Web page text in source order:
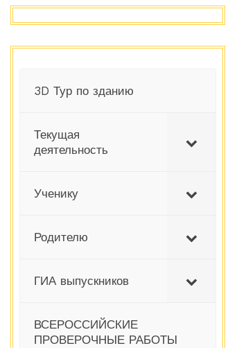
3D Тур по зданию
Текущая
деятельность
Ученику
Родителю
ГИА выпускников
ВСЕРОССИЙСКИЕ
ПРОВЕРОЧНЫЕ РАБОТЫ